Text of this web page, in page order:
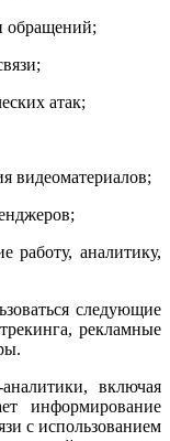
обращений;
атак;
видеоматериалов;
работу, аналитику,
следующие
рекламные
включая
информирование
с использованием